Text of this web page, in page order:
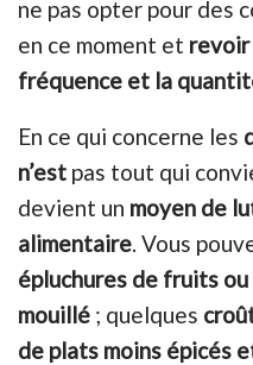
ne pas opter pour des
en ce moment et
fréquence et la
En ce qui concerne les
n’est pas tout qui
devient un moyen de
alimentaire. Vous
épluchures de fruits
mouillé ; quelques
de plats moins épicés